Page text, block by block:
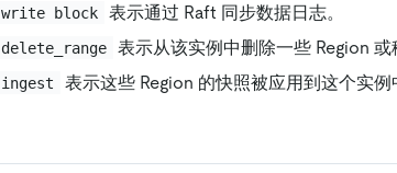
write block 表示通过 Raft 同步数据日志。
delete_range 表示从该实例中删除一些 Region 或
ingest 表示这些 Region 的快照被应用到这个实例